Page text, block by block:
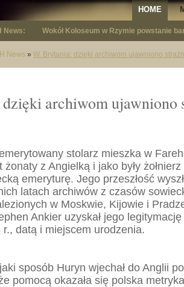
HOME
News: "Niepodległy - opowieść o Januszu
News » W. Brytania: dzięki archiwom ujawniono
archiwom ujawniono
stolarz mieszka w
żonaty z Angielką i jako były
emeryturę. Jego przeszłość
latach archiwów z czasów
w Moskwie, Kijowie i
Ankier uzyskał jego
datą i miejscem urodzenia.
sposób Huryn wjechał do Anglii
pomocą okazała się polska